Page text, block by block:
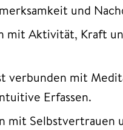
und
mit Aktivität, Kraft
verbunden mit
Erfassen.
mit Selbstvertrauen